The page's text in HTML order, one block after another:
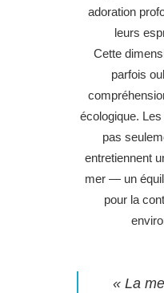
adoration
leurs
Cette
parfois
écologique.
pas
entretiennent
mer — un
pour la
« La